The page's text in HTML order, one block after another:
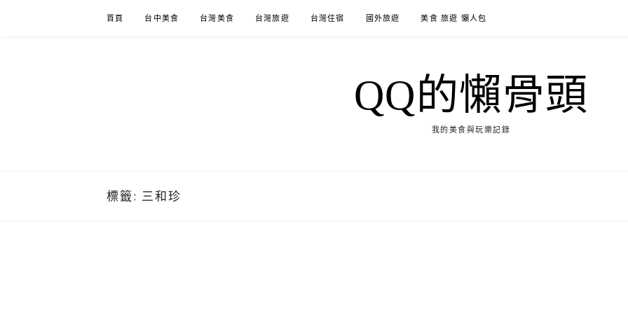
首頁 台中美食 台灣美食 台灣旅遊 台灣住宿 國外旅遊 美食 旅遊 懶人包
QQ的懶骨頭
我的美食與玩樂記錄
標籤: 三和珍